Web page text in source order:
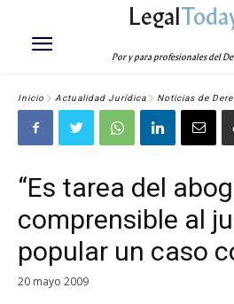
Legal
Por y para profesionales del
Inicio Actualidad Jurídica Noticias de
“Es tarea del
comprensible al
popular un caso
20 mayo 2009